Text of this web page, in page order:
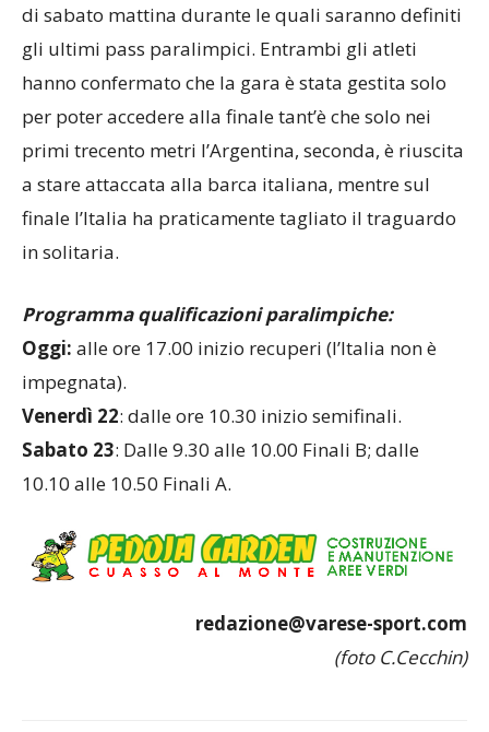
di sabato mattina durante le quali saranno definiti
gli ultimi pass paralimpici. Entrambi gli atleti
hanno confermato che la gara è stata gestita solo
per poter accedere alla finale tant’è che solo nei
primi trecento metri l’Argentina, seconda, è riuscita
a stare attaccata alla barca italiana, mentre sul
finale l’Italia ha praticamente tagliato il traguardo
in solitaria.
Programma qualificazioni paralimpiche:
Oggi: alle ore 17.00 inizio recuperi (l’Italia non è
impegnata).
Venerdì 22: dalle ore 10.30 inizio semifinali.
Sabato 23: Dalle 9.30 alle 10.00 Finali B; dalle
10.10 alle 10.50 Finali A.
redazione@varese-sport.com
(foto C.Cecchin)